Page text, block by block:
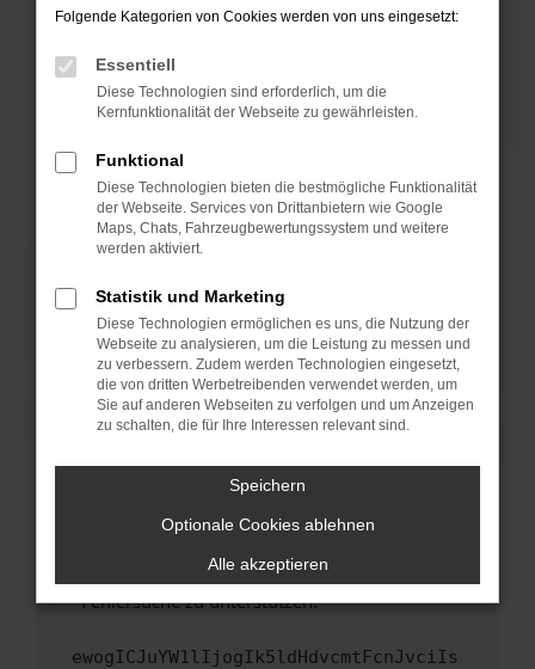
Prüfe deine Browsererweiterungen.
können das Laden bestimmter Seiten
verhindern. Funktioniert die Seite in einem
anderen Browser oder in einem privaten
Fenster?
Starte dein Gerät neu.
Das kann manchmal helfen, vorübergehende
Probleme zu beheben.
Betriebssystem auf dem neuesten Stand
sind.
Veraltete Software birgt nicht nur ein
Sicherheitsrisiko, sondern kann auch dazu
führen, dass bestimmte Funktionen nicht mehr
unterstützt werden.
Wende dich an den Webseitenbetreiber.
Wenn du alle oben genannten Schritte versucht
hast, kontaktiere uns bitte. Wir werden
uns diesen Text schicken, um uns bei der
Fehlersuche zu unterstützen:
ewogICJuYW1lIjogIk5ldHdvcmtFcnJvciIs
Folgende Kategorien von Cookies werden von uns eingesetzt:
Essentiell
Diese Technologien sind erforderlich, um die
Kernfunktionalität der Webseite zu gewährleisten.
Funktional
Diese Technologien bieten die bestmögliche Funktionalität
der Webseite. Services von Drittanbietern wie Google
Maps, Chats, Fahrzeugbewertungssystem und weitere
werden aktiviert.
Statistik und Marketing
Diese Technologien ermöglichen es uns, die Nutzung der
Webseite zu analysieren, um die Leistung zu messen und
zu verbessern. Zudem werden Technologien eingesetzt,
die von dritten Werbetreibenden verwendet werden, um
Sie auf anderen Webseiten zu verfolgen und um Anzeigen
zu schalten, die für Ihre Interessen relevant sind.
Speichern
Optionale Cookies ablehnen
Alle akzeptieren